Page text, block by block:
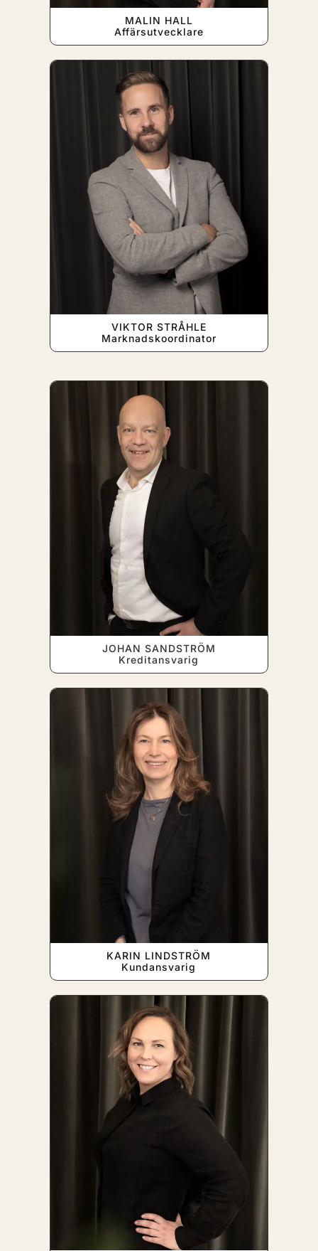
MALIN HALL
Affärsutvecklare
VIKTOR STRÅHLE
Marknadskoordinator
JOHAN SANDSTRÖM
Kreditansvarig
KARIN LINDSTRÖM
Kundansvarig